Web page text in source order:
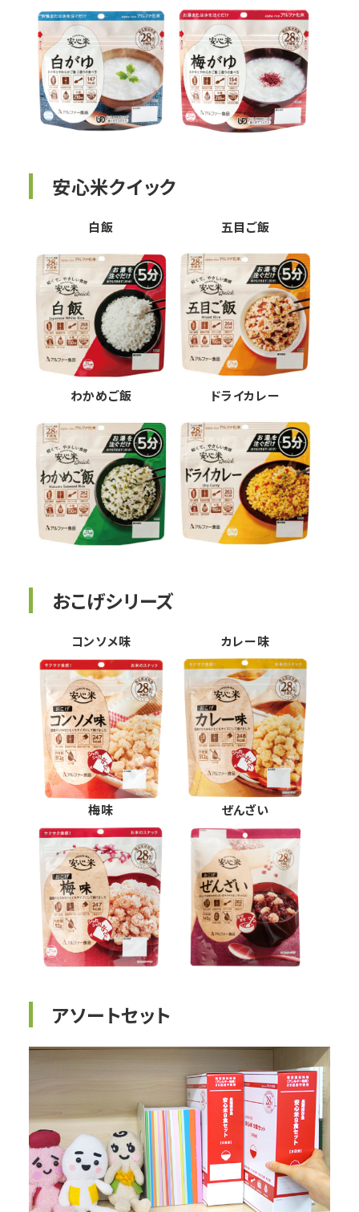
安心米クイック
白飯 五目ご飯
わかめご飯 ドライカレー
おこげシリーズ
コンソメ味 カレー味
梅味 ぜんざい
アソートセット